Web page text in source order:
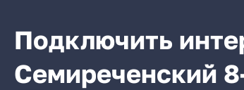
Подключить
Семиреченский